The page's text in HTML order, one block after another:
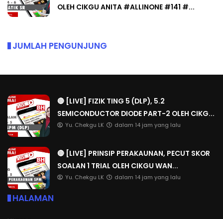
OLEH CIKGU ANITA #ALLINONE #141 #...
JUMLAH PENGUNJUNG
🔴 [LIVE] FIZIK TING 5 (DLP), 5.2
SEMICONDUCTOR DIODE PART-2 OLEH CIKG...
Yu. Chekgu LK dalam 14 jam yang lalu
🔴 [LIVE] PRINSIP PERAKAUNAN, PECUT SKOR
SOALAN 1 TRIAL OLEH CIKGU WAN...
Yu. Chekgu LK dalam 14 jam yang lalu
HALAMAN